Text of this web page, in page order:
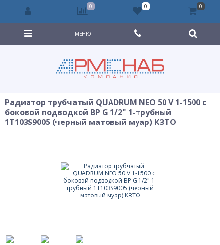
МЕНЮ
Радиатор трубчатый QUADRUM NEO 50 V 1-1500 с
боковой подводкой ВР G 1/2" 1-трубный
1T103S9005 (черный матовый муар) КЗТО
0 0 0